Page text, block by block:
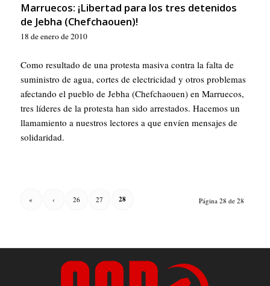
Marruecos: ¡Libertad para los tres detenidos
de Jebha (Chefchaouen)!
18 de enero de 2010
Como resultado de una protesta masiva contra la falta de
suministro de agua, cortes de electricidad y otros problemas
afectando el pueblo de Jebha (Chefchaouen) en Marruecos,
tres líderes de la protesta han sido arrestados. Hacemos un
llamamiento a nuestros lectores a que envíen mensajes de
solidaridad.
Página 28 de 28
« ‹ 26 27 28